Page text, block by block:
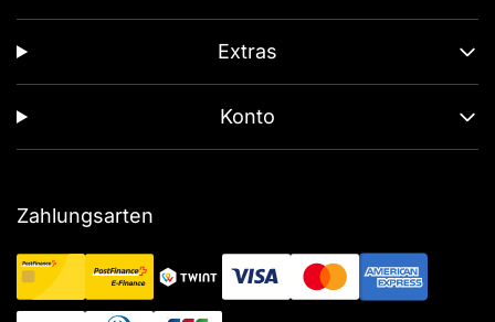
Extras
Konto
Zahlungsarten